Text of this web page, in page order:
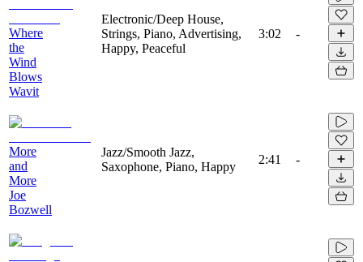
Where
the
Wind
Blows
Wavit
Electronic/Deep House,
Strings, Piano, Advertising,
Happy, Peaceful
3:02 -
More
and
More
Joe
Bozwell
Jazz/Smooth Jazz,
Saxophone, Piano, Happy
2:41 -